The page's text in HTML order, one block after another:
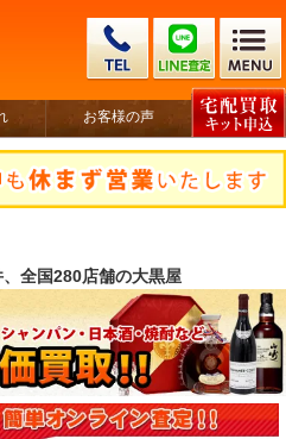
お客様の声
全国280店舗の大黒屋